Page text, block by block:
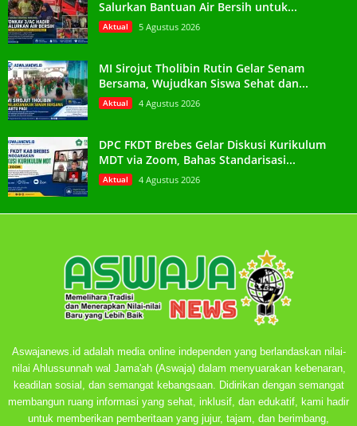
Salurkan Bantuan Air Bersih untuk...
Aktual 5 Agustus 2026
MI Sirojut Tholibin Rutin Gelar Senam
Bersama, Wujudkan Siswa Sehat dan...
Aktual 4 Agustus 2026
DPC FKDT Brebes Gelar Diskusi Kurikulum
MDT via Zoom, Bahas Standarisasi...
Aktual 4 Agustus 2026
Aswajanews.id adalah media online independen yang berlandaskan nilai-
nilai Ahlussunnah wal Jama'ah (Aswaja) dalam menyuarakan kebenaran,
keadilan sosial, dan semangat kebangsaan. Didirikan dengan semangat
membangun ruang informasi yang sehat, inklusif, dan edukatif, kami hadir
untuk memberikan pemberitaan yang jujur, tajam, dan berimbang,